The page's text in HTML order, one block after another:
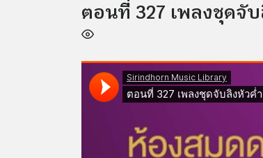
ตอนที่ 327 เพลงชุดจั